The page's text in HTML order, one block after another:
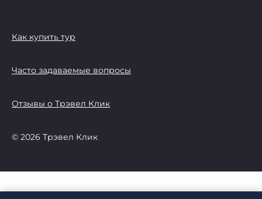
Как купить тур
Часто задаваемые вопросы
Отзывы о Трэвел Клик
© 2026 Трэвел Клик